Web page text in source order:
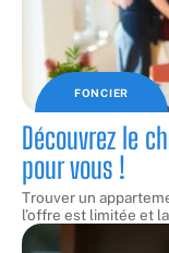
FONCIER
Découvrez le
pour vous !
Trouver un
l’offre est limitée et